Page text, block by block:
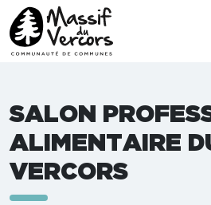
SALON
ALIMENTAIRE
VERCORS